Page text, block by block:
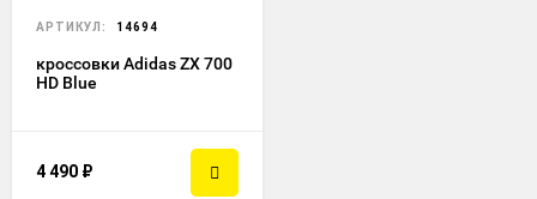
АРТИКУЛ: 14694
кроссовки Adidas ZX 700
HD Blue
4 490 ₽